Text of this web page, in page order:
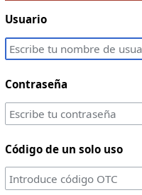
Usuario
Contraseña
Código de un solo uso